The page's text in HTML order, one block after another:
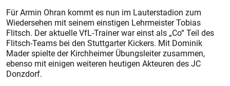
Für Armin Ohran kommt es nun im Lauterstadion zum
Wiedersehen mit seinem einstigen Lehrmeister Tobias
Flitsch. Der aktuelle VfL-Trainer war einst als „Co“ Teil des
Flitsch-Teams bei den Stuttgarter Kickers. Mit Dominik
Mader spielte der Kirchheimer Übungsleiter zusammen,
ebenso mit einigen weiteren heutigen Akteuren des JC
Donzdorf.